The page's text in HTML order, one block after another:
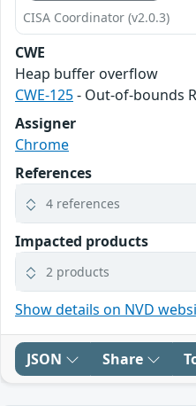
CISA Coordinator (v2.0.3)
CWE
Heap buffer overflow
CWE-125- Out-of-bounds
Assigner
Chrome
References
4 references
Impacted products
2 products
Show details on NVD
JSON Share